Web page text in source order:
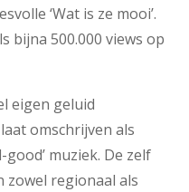
‘Wat is ze mooi’.
bijna 500.000 views op
eigen geluid
omschrijven als
muziek. De zelf
zowel regionaal als